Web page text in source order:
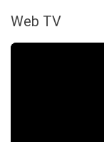
Web TV